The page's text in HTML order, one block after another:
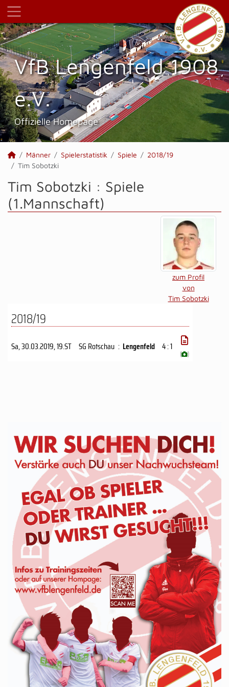
VfB Lengenfeld 1908
e.V.
Offizielle Homepage
Männer Spielerstatistik Spiele
2018/19
Tim Sobotzki
Tim Sobotzki : Spiele
(1.Mannschaft)
zum Profil
von
Tim Sobotzki
2018/19
Sa, 30.03.2019, 19.ST SG Rotschau : Lengenfeld 4 : 1
( )